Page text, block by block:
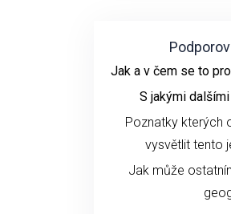
Jak a v čem se to
S jakými
Poznatky kterých
vysvětlit tento
Jak může